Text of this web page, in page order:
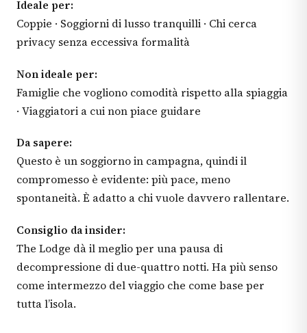
Ideale per:
Coppie · Soggiorni di lusso tranquilli · Chi cerca
privacy senza eccessiva formalità
Non ideale per:
Famiglie che vogliono comodità rispetto alla spiaggia
· Viaggiatori a cui non piace guidare
Da sapere:
Questo è un soggiorno in campagna, quindi il
compromesso è evidente: più pace, meno
spontaneità. È adatto a chi vuole davvero rallentare.
Consiglio da insider:
The Lodge dà il meglio per una pausa di
decompressione di due-quattro notti. Ha più senso
come intermezzo del viaggio che come base per
tutta l’isola.